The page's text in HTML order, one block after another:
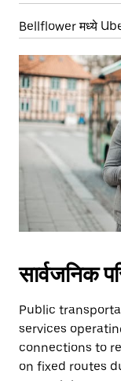
Bellflower मध्ये
सार्वजनिक
Public
services
connections to
on fixed routes